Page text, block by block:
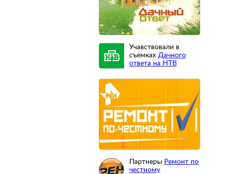
Учавствовали в
съемках Дачного
ответа на НТВ
Партнеры Ремонт по
честному